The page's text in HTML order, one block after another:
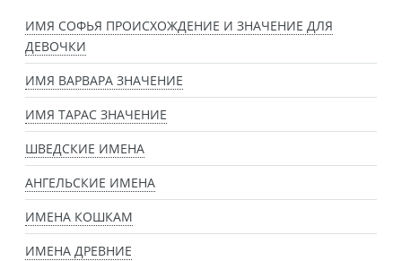
ИМЯ СОФЬЯ ПРОИСХОЖДЕНИЕ И ЗНАЧЕНИЕ ДЛЯ
ДЕВОЧКИ
ИМЯ ВАРВАРА ЗНАЧЕНИЕ
ИМЯ ТАРАС ЗНАЧЕНИЕ
ШВЕДСКИЕ ИМЕНА
АНГЕЛЬСКИЕ ИМЕНА
ИМЕНА КОШКАМ
ИМЕНА ДРЕВНИЕ